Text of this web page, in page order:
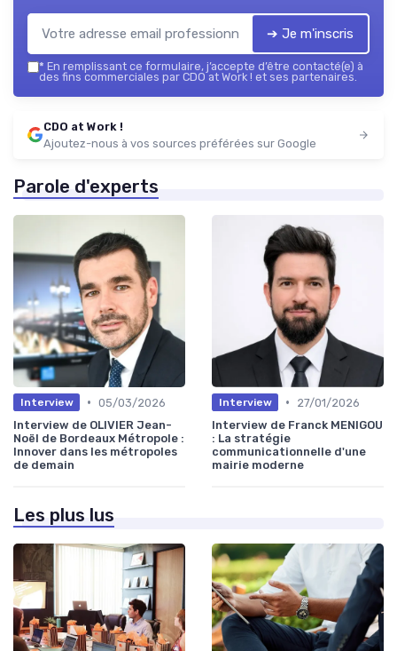
➔ Je m'inscris
* En remplissant ce formulaire, j’accepte d’être contacté(e) à
des fins commerciales par CDO at Work ! et ses partenaires.
CDO at Work !
Ajoutez-nous à vos sources préférées sur Google
Parole d'experts
Interview • 05/03/2026
Interview de OLIVIER Jean-
Noël de Bordeaux Métropole :
Innover dans les métropoles
de demain
Interview •
27/01/2026
Interview de Franck MENIGOU
: La stratégie
communicationnelle d'une
mairie moderne
Les plus lus